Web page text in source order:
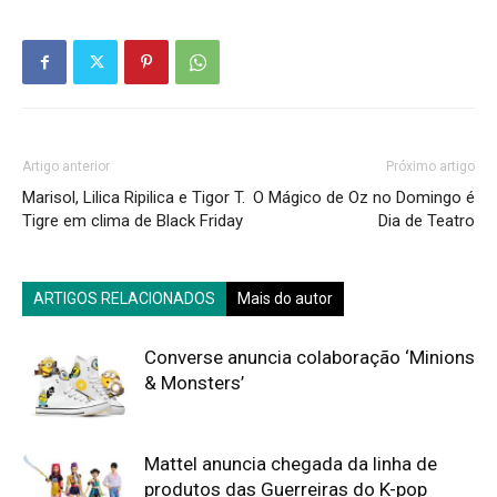
Artigo anterior
Marisol, Lilica Ripilica e Tigor T.
Tigre em clima de Black Friday
Próximo artigo
O Mágico de Oz no Domingo é
Dia de Teatro
ARTIGOS RELACIONADOS Mais do autor
Converse anuncia colaboração ‘Minions
& Monsters’
Mattel anuncia chegada da linha de
produtos das Guerreiras do K-pop